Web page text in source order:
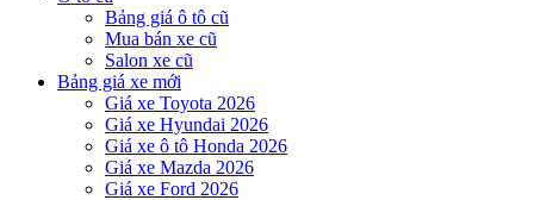
Bảng giá ô tô cũ
Mua bán xe cũ
Salon xe cũ
Bảng giá xe mới
Giá xe Toyota 2026
Giá xe Hyundai 2026
Giá xe ô tô Honda 2026
Giá xe Mazda 2026
Giá xe Ford 2026